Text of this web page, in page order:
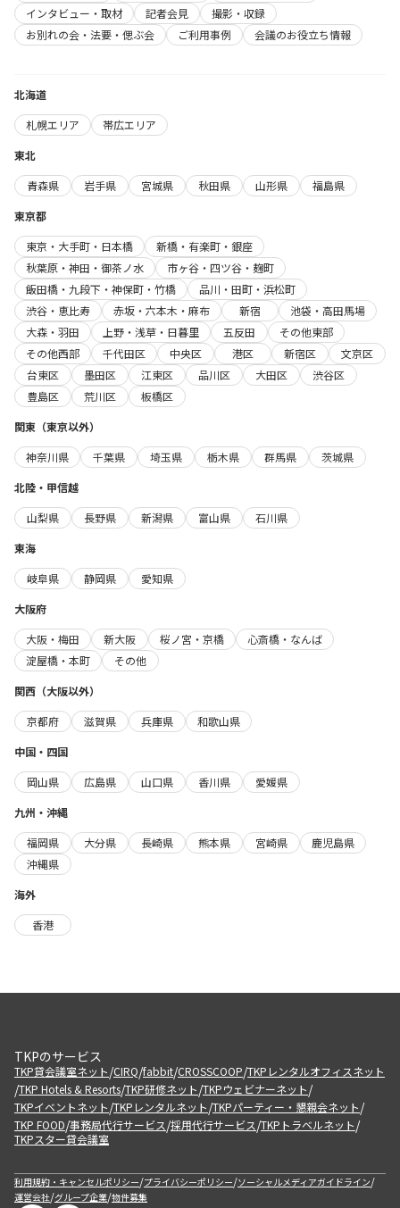
インタビュー・取材
記者会見
撮影・収録
お別れの会・法要・偲ぶ会
ご利用事例 会議のお役立ち情報
北海道
札幌エリア
帯広エリア
東北
青森県
岩手県 宮城県 秋田県 山形県
福島県
東京都
東京・大手町・日本橋
新橋・有楽町・銀座
秋葉原・神田・御茶ノ水
市ヶ谷・四ツ谷・麹町
飯田橋・九段下・神保町・竹橋
品川・田町・浜松町
渋谷・恵比寿
赤坂・六本木・麻布 新宿
池袋・高田馬場
大森・羽田
上野・浅草・日暮里 五反田
その他東部
その他西部
千代田区 中央区 港区 新宿区
文京区
台東区
墨田区 江東区 品川区 大田区
渋谷区
豊島区
荒川区
板橋区
関東（東京以外）
神奈川県
千葉県 埼玉県 栃木県 群馬県
茨城県
北陸・甲信越
山梨県
長野県 新潟県 富山県
石川県
東海
岐阜県
静岡県
愛知県
大阪府
大阪・梅田
新大阪 桜ノ宮・京橋
心斎橋・なんば
淀屋橋・本町
その他
関西（大阪以外）
京都府
滋賀県 兵庫県
和歌山県
中国・四国
岡山県
広島県 山口県 香川県
愛媛県
九州・沖縄
福岡県
大分県 長崎県 熊本県 宮崎県
鹿児島県
沖縄県
海外
香港
TKPのサービス
TKP貸会議室ネット/CIRQ/fabbit/CROSSCOOP/TKPレンタルオフィスネット
/TKP Hotels & Resorts/TKP研修ネット/TKPウェビナーネット/
TKPイベントネット/TKPレンタルネット/TKPパーティー・懇親会ネット/
TKP FOOD/事務局代行サービス/採用代行サービス/TKPトラベルネット/
TKPスター貸会議室
利用規約・キャンセルポリシー/プライバシーポリシー/ソーシャルメディアガイドライン/
運営会社/グループ企業/物件募集